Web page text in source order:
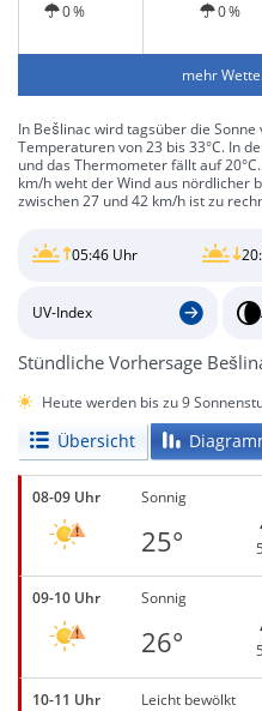
0 %
0 %
mehr
In Bešlinac wird tagsüber die
Temperaturen von 23 bis 33°C. In
und das Thermometer fällt auf
km/h weht der Wind aus nördlicher
zwischen 27 und 42 km/h ist zu
05:46 Uhr
UV-Index
Stündliche Vorhersage
Heute werden bis zu 9
Übersicht
08-09 Uhr Sonnig
25°
09-10 Uhr Sonnig
26°
10-11 Uhr Leicht bewölkt